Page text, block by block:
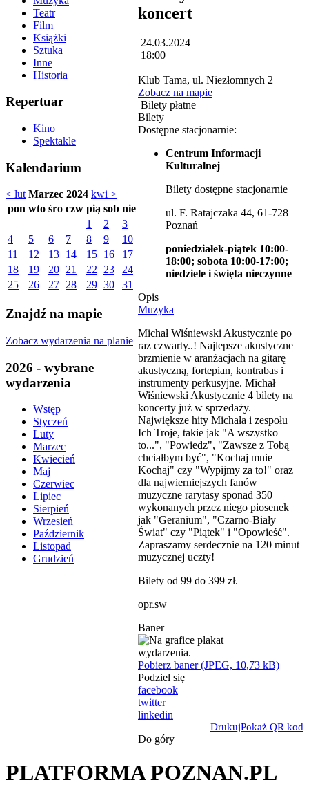
Teatr
Film
Książki
Sztuka
Inne
Historia
Repertuar
Kino
Spektakle
Kalendarium
< lut Marzec 2024 kwi >
pon wto śro czw pią sob nie
1
2
3
4
5 6 7 8 9
10
11
12 13 14 15 16
17
18
19 20 21 22 23
24
25
26 27 28 29 30 31
Znajdź na mapie
Zobacz wydarzenia na planie
2026 - wybrane
wydarzenia
Wstęp
Styczeń
Luty
Marzec
Kwiecień
Maj
Czerwiec
Lipiec
Sierpień
Wrzesień
Październik
Listopad
Grudzień
koncert
24.03.2024
18:00
Klub Tama, ul. Niezłomnych 2
Zobacz na mapie
Bilety płatne
Bilety
Dostępne stacjonarnie:
Centrum Informacji
Kulturalnej
Bilety dostępne stacjonarnie
ul. F. Ratajczaka 44, 61-728
Poznań
poniedziałek-piątek 10:00-
18:00; sobota 10:00-17:00;
niedziele i święta nieczynne
Opis
Muzyka
Michał Wiśniewski Akustycznie po
raz czwarty..! Najlepsze akustyczne
brzmienie w aranżacjach na gitarę
akustyczną, fortepian, kontrabas i
instrumenty perkusyjne. Michał
Wiśniewski Akustycznie 4 bilety na
koncerty już w sprzedaży.
Największe hity Michała i zespołu
Ich Troje, takie jak "A wszystko
to...", "Powiedz", "Zawsze z Tobą
chciałbym być", "Kochaj mnie
Kochaj" czy "Wypijmy za to!" oraz
dla najwierniejszych fanów
muzyczne rarytasy sponad 350
wykonanych przez niego piosenek
jak "Geranium", "Czarno-Biały
Świat" czy "Piątek" i "Opowieść".
Zapraszamy serdecznie na 120 minut
muzycznej uczty!
Bilety od 99 do 399 zł.
opr.sw
Baner
Pobierz baner (JPEG, 10,73 kB)
Podziel się
facebook
twitter
linkedin
DrukujPokaż QR kod
Do góry
PLATFORMA POZNAN.PL